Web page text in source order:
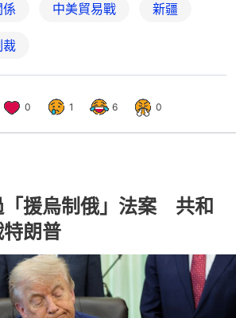
係 中美貿易戰 新疆
裁
0 1 6 0
「援烏制俄」法案 共和
朗普